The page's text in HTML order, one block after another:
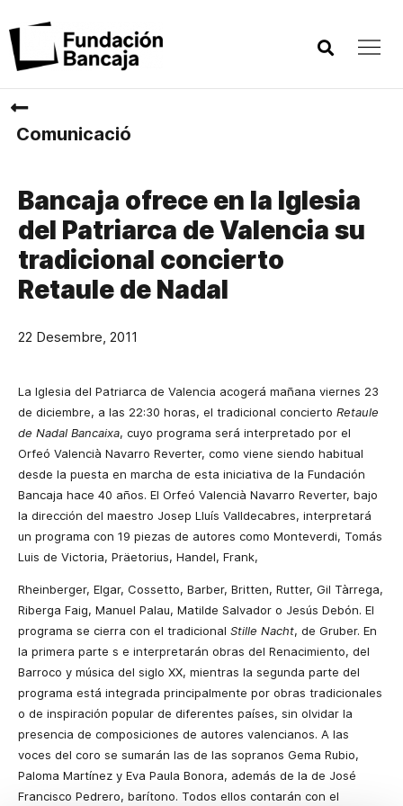
Comunicació
Bancaja ofrece en la Iglesia
del Patriarca de Valencia su
tradicional concierto
Retaule de Nadal
22 Desembre, 2011
La Iglesia del Patriarca de Valencia acogerá mañana viernes 23
de diciembre, a las 22:30 horas, el tradicional concierto Retaule
de Nadal Bancaixa, cuyo programa será interpretado por el
Orfeó Valencià Navarro Reverter, como viene siendo habitual
desde la puesta en marcha de esta iniciativa de la Fundación
Bancaja hace 40 años. El Orfeó Valencià Navarro Reverter, bajo
la dirección del maestro Josep Lluís Valldecabres, interpretará
un programa con 19 piezas de autores como Monteverdi, Tomás
Luis de Victoria, Präetorius, Handel, Frank,
Rheinberger, Elgar, Cossetto, Barber, Britten, Rutter, Gil Tàrrega,
Riberga Faig, Manuel Palau, Matilde Salvador o Jesús Debón. El
programa se cierra con el tradicional Stille Nacht, de Gruber. En
la primera parte s e interpretarán obras del Renacimiento, del
Barroco y música del siglo XX, mientras la segunda parte del
programa está integrada principalmente por obras tradicionales
o de inspiración popular de diferentes países, sin olvidar la
presencia de composiciones de autores valencianos. A las
voces del coro se sumarán las de las sopranos Gema Rubio,
Paloma Martínez y Eva Paula Bonora, además de la de José
Francisco Pedrero, barítono. Todos ellos contarán con el